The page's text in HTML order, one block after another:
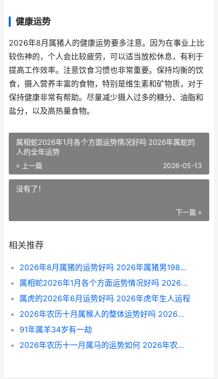
健康运势
2026年8月属猪人的健康运势要多注意。因为在事业上比
较伤神的，个人会比较疲劳，可以适当放松休息，有利于
提高工作效率。注意饮食习惯也非常重要。保持均衡的饮
食，摄入营养丰富的食物，特别是维生素和矿物质，对于
保持健康非常有帮助。尽量减少摄入过多的糖分、油脂和
盐分，以及高热量食物。
属相蛇2026年1月各个方面运势情况好吗 2026年属蛇的
人的全年运势
« 上一篇 2026-05-13
没有了！
下一篇 »
相关推荐
2026年8月属猪的运势好吗 2026年属猪男1983全年运势
属相蛇2026年1月各个方面运势情况好吗 2026年属蛇的人的全年运势
属虎的2026年6月运势好吗 2026年虎年生人运程
2026年农历十月属猴人的整体运势好吗 2026年农历十月初十出生的宝宝命运
91年属羊34岁有一劫
2026年农历十一月属马的运势如何 2026年农历十一月初二